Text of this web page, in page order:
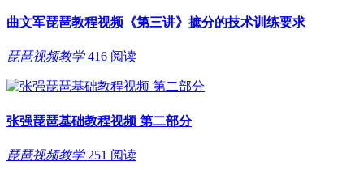
曲文军琵琶教程视频《第三讲》摭分的技术训练要求
琵琶视频教学 416 阅读
张强琵琶基础教程视频 第二部分
琵琶视频教学 251 阅读